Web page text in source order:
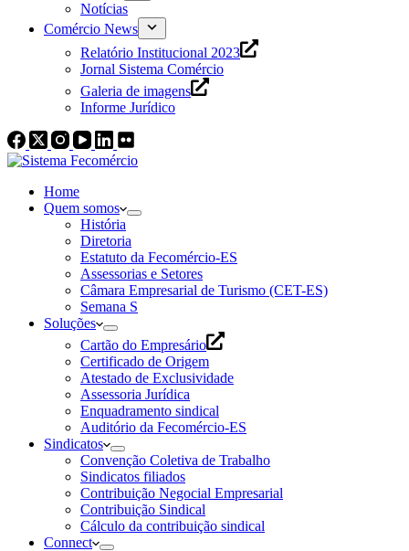
Notícias
Comércio News
Relatório Institucional 2023
Jornal Sistema Comércio
Galeria de imagens
Informe Jurídico
Home
Quem somos
História
Diretoria
Estatuto da Fecomércio-ES
Assessorias e Setores
Câmara Empresarial de Turismo (CET-ES)
Semana S
Soluções
Cartão do Empresário
Certificado de Origem
Atestado de Exclusividade
Assessoria Jurídica
Enquadramento sindical
Auditório da Fecomércio-ES
Sindicatos
Convenção Coletiva de Trabalho
Sindicatos filiados
Contribuição Negocial Empresarial
Contribuição Sindical
Cálculo da contribuição sindical
Connect